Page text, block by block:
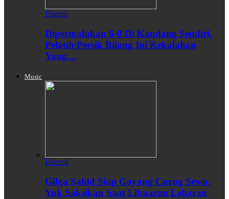
Daerah
Dipermalukan 6-0 Di Kandang Sendiri,
Pelatih Persik Bilang Ini Kekalahan
Yang…
Music
Daerah
Gilga Sahid Siap Goyang Curug Sewu,
Yuk Saksikan Saat Libuaran Lebaran